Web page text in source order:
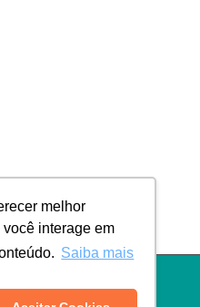
melhor
interage em
Saiba mais
|Empresa|Contato